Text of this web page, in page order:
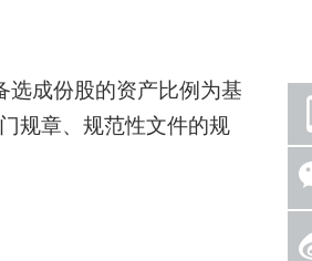
成份股的资产比例为基
规章、规范性文件的规